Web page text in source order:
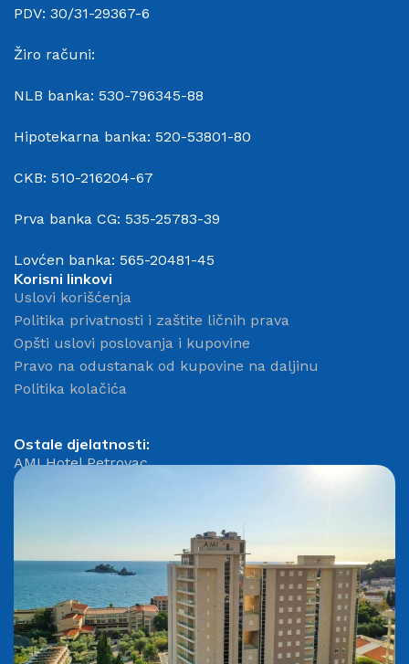
PDV: 30/31-29367-6
Žiro računi:
NLB banka: 530-796345-88
Hipotekarna banka: 520-53801-80
CKB: 510-216204-67
Prva banka CG: 535-25783-39
Lovćen banka: 565-20481-45
Korisni linkovi
Uslovi korišćenja
Politika privatnosti i zaštite ličnih prava
Opšti uslovi poslovanja i kupovine
Pravo na odustanak od kupovine na daljinu
Politika kolačića
Ostale djelatnosti:
AMI Hotel Petrovac